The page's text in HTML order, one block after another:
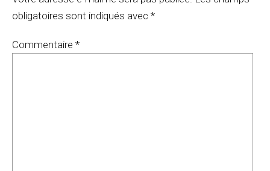
obligatoires sont indiqués avec *
Commentaire *